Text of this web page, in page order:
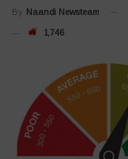
By Naandi Newsteam
1,746